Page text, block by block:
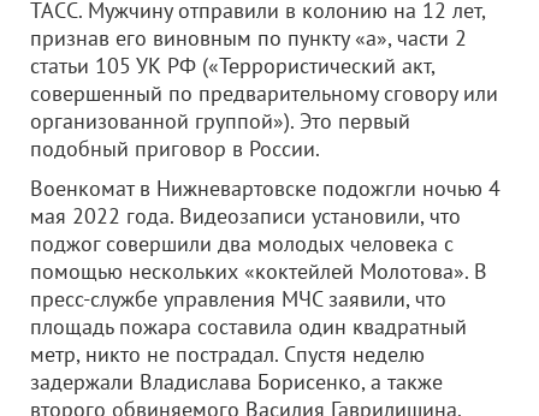
ТАСС. Мужчину отправили в колонию на 12 лет,
признав его виновным по пункту «а», части 2
статьи 105 УК РФ («Террористический акт,
совершенный по предварительному сговору или
организованной группой»). Это первый
подобный приговор в России.
Военкомат в Нижневартовске подожгли ночью 4
мая 2022 года. Видеозаписи установили, что
поджог совершили два молодых человека с
помощью нескольких «коктейлей Молотова». В
пресс-службе управления МЧС заявили, что
площадь пожара составила один квадратный
метр, никто не пострадал. Спустя неделю
задержали Владислава Борисенко, а также
второго обвиняемого Василия Гаврилишина.